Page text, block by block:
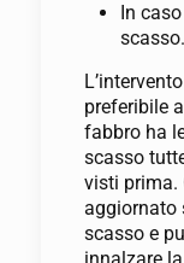
In
scasso.
preferibile
fabbro ha
scasso
visti prima.
aggiornato
scasso e